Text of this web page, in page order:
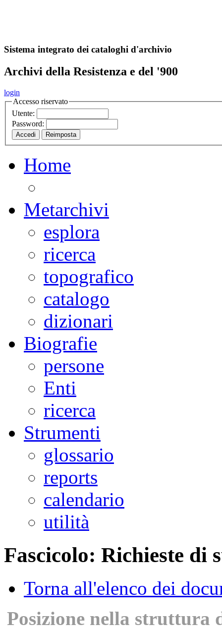
Sistema integrato dei cataloghi d'archivio
Archivi della Resistenza e del '900
login
Accesso riservato
Utente:
Password:
Home
Metarchivi
esplora
ricerca
topografico
catalogo
dizionari
Biografie
persone
Enti
ricerca
Strumenti
glossario
reports
calendario
utilità
Fascicolo: Richieste di
Torna all'elenco dei
Posizione nella struttura